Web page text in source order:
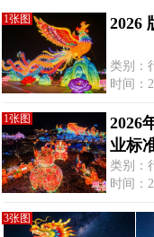
1张图 2026
类别：
时间：
1张图
2026
业标
类别：
时间：
3张图